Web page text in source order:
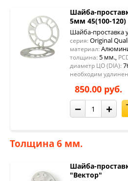
Шайба-
5мм 45(100-
Шайба-проставка
серия: Original
материал:
толщина: 5 мм.,
диаметр ЦО (DIA):
необходим
850.00 руб.
− +
Толщина 6 мм.
Шайба-
"Вектор"